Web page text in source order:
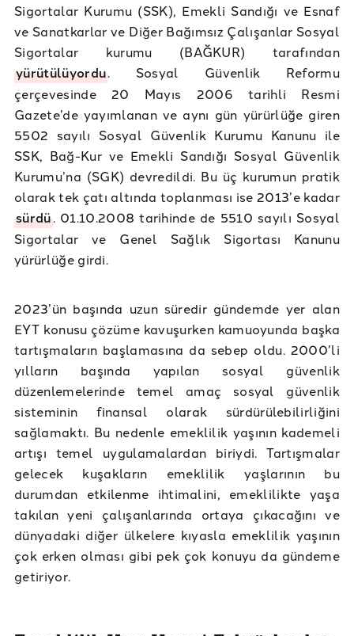
Sigortalar Kurumu (SSK), Emekli Sandığı ve Esnaf
ve Sanatkarlar ve Diğer Bağımsız Çalışanlar Sosyal
Sigortalar kurumu (BAĞKUR) tarafından
yürütülüyordu. Sosyal Güvenlik Reformu
çerçevesinde 20 Mayıs 2006 tarihli Resmi
Gazete’de yayımlanan ve aynı gün yürürlüğe giren
5502 sayılı Sosyal Güvenlik Kurumu Kanunu ile
SSK, Bağ-Kur ve Emekli Sandığı Sosyal Güvenlik
Kurumu’na (SGK) devredildi. Bu üç kurumun pratik
olarak tek çatı altında toplanması ise 2013’e kadar
sürdü. 01.10.2008 tarihinde de 5510 sayılı Sosyal
Sigortalar ve Genel Sağlık Sigortası Kanunu
yürürlüğe girdi.
2023’ün başında uzun süredir gündemde yer alan
EYT konusu çözüme kavuşurken kamuoyunda başka
tartışmaların başlamasına da sebep oldu. 2000’li
yılların başında yapılan sosyal güvenlik
düzenlemelerinde temel amaç sosyal güvenlik
sisteminin finansal olarak sürdürülebilirliğini
sağlamaktı. Bu nedenle emeklilik yaşının kademeli
artışı temel uygulamalardan biriydi. Tartışmalar
gelecek kuşakların emeklilik yaşlarının bu
durumdan etkilenme ihtimalini, emeklilikte yaşa
takılan yeni çalışanlarında ortaya çıkacağını ve
dünyadaki diğer ülkelere kıyasla emeklilik yaşının
çok erken olması gibi pek çok konuyu da gündeme
getiriyor.